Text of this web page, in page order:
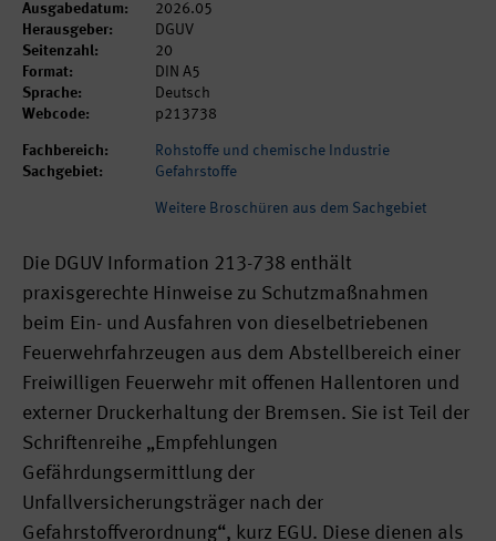
Ausgabedatum:
2026.05
Herausgeber:
DGUV
Seitenzahl:
20
Format:
DIN A5
Sprache:
Deutsch
Webcode:
p213738
Fachbereich:
Rohstoffe und chemische Industrie
Sachgebiet:
Gefahrstoffe
Weitere Broschüren aus dem Sachgebiet
Die DGUV Information 213-738 enthält
praxisgerechte Hinweise zu Schutzmaßnahmen
beim Ein- und Ausfahren von dieselbetriebenen
Feuerwehrfahrzeugen aus dem Abstellbereich einer
Freiwilligen Feuerwehr mit offenen Hallentoren und
externer Druckerhaltung der Bremsen. Sie ist Teil der
Schriftenreihe „Empfehlungen
Gefährdungsermittlung der
Unfallversicherungsträger nach der
Gefahrstoffverordnung“, kurz EGU. Diese dienen als